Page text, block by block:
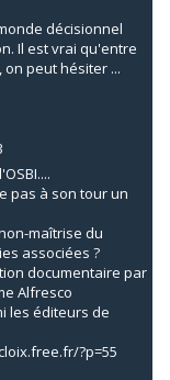
décisionnel
Il est vrai qu'entre
on peut hésiter ...
pas à son tour un
maîtrise du
associées ?
documentaire par
Alfresco
les éditeurs de
?p=55